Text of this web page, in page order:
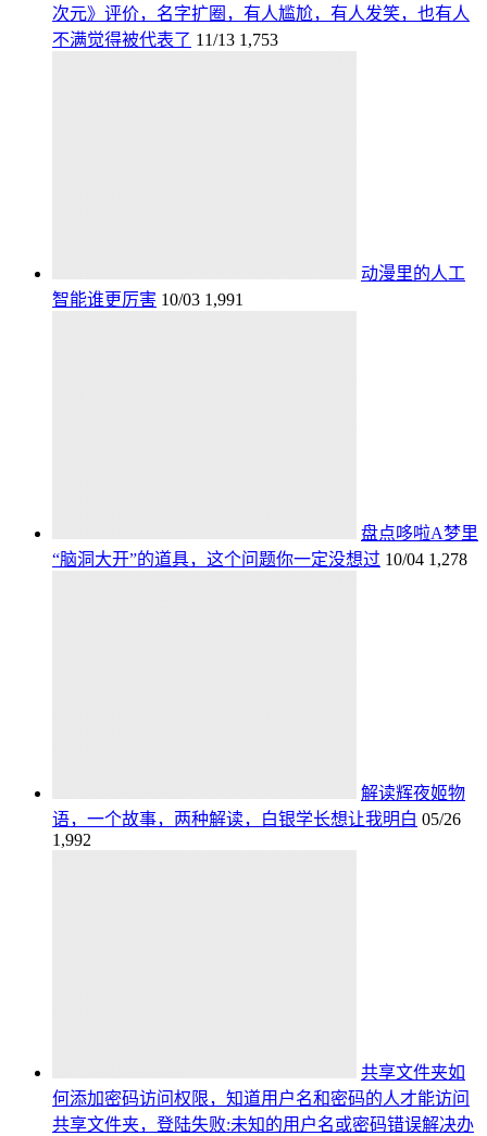
次元》评价，名字扩圈，有人尴尬，有人发笑，也有人
不满觉得被代表了 11/13 1,753
动漫里的人工
智能谁更厉害 10/03 1,991
盘点哆啦A梦里
“脑洞大开”的道具，这个问题你一定没想过 10/04 1,278
解读辉夜姬物
语，一个故事，两种解读，白银学长想让我明白 05/26
1,992
共享文件夹如
何添加密码访问权限，知道用户名和密码的人才能访问
共享文件夹，登陆失败:未知的用户名或密码错误解决办